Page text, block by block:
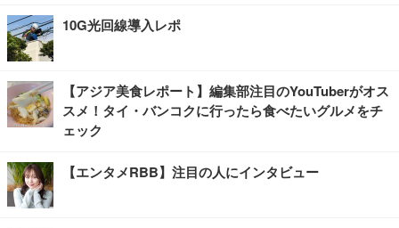
10G光回線導入レポ
【アジア美食レポート】編集部注目のYouTuberがオス
スメ！タイ・バンコクに行ったら食べたいグルメをチ
ェック
【エンタメRBB】注目の人にインタビュー